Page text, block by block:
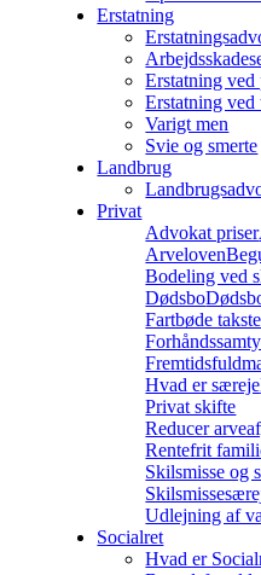
Erstatning
Erstatning
Erstatning
Varigt men
Svie og smerte
Landbrug
Privat
Advokat priser
Arveloven
Bodeling ved
Dødsbo
Fartbøde
Hvad er særeje
Privat skifte
Reducer
Rentefrit
Skilsmisse og
Udlejning af
Socialret
Hvad er